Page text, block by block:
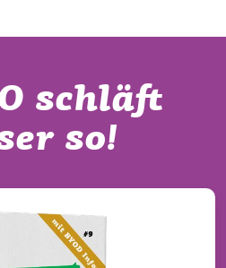
schläft
so!